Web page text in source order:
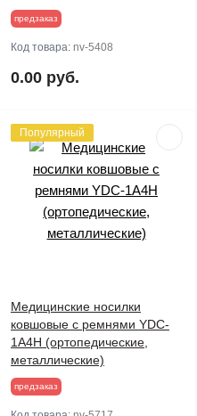
предзаказ
Код товара: nv-5408
0.00 руб.
Популярный
Медицинские носилки
ковшовые с ремнями YDC-
1A4H (ортопедические,
металлические)
предзаказ